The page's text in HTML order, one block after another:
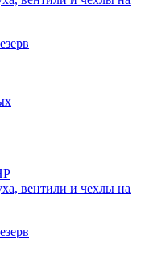
вентили и чехлы на